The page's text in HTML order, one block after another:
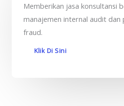
Memberikan jasa konsultansi
manajemen internal audit dan
fraud.
Klik Di Sini